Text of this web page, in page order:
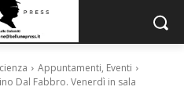
Appuntamenti, Eventi
Dal Fabbro. Venerdì in sala